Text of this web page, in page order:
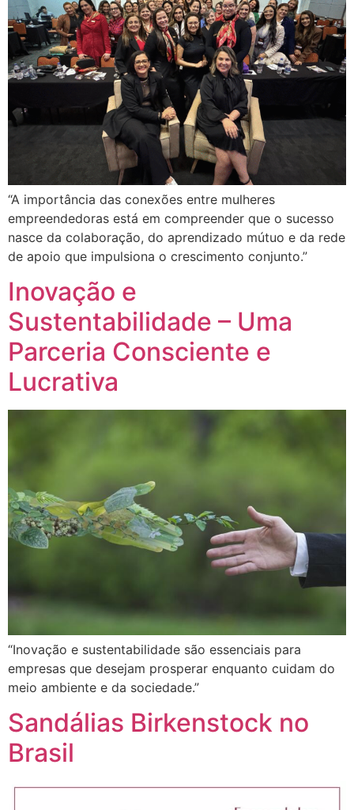
“A importância das conexões entre mulheres
empreendedoras está em compreender que o sucesso
nasce da colaboração, do aprendizado mútuo e da rede
de apoio que impulsiona o crescimento conjunto.”
Inovação e
Sustentabilidade – Uma
Parceria Consciente e
Lucrativa
“Inovação e sustentabilidade são essenciais para
empresas que desejam prosperar enquanto cuidam do
meio ambiente e da sociedade.”
Sandálias Birkenstock no
Brasil